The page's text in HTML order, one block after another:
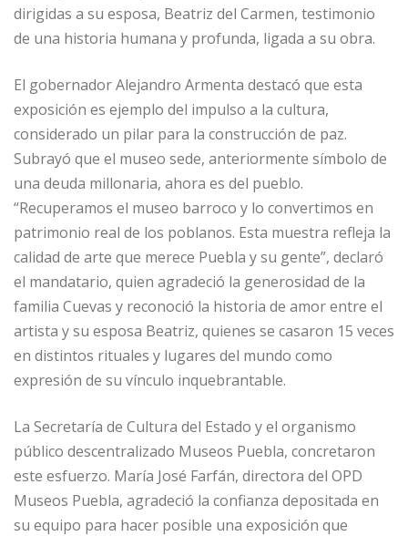
dirigidas a su esposa, Beatriz del Carmen, testimonio
de una historia humana y profunda, ligada a su obra.
El gobernador Alejandro Armenta destacó que esta
exposición es ejemplo del impulso a la cultura,
considerado un pilar para la construcción de paz.
Subrayó que el museo sede, anteriormente símbolo de
una deuda millonaria, ahora es del pueblo.
“Recuperamos el museo barroco y lo convertimos en
patrimonio real de los poblanos. Esta muestra refleja la
calidad de arte que merece Puebla y su gente”, declaró
el mandatario, quien agradeció la generosidad de la
familia Cuevas y reconoció la historia de amor entre el
artista y su esposa Beatriz, quienes se casaron 15 veces
en distintos rituales y lugares del mundo como
expresión de su vínculo inquebrantable.
La Secretaría de Cultura del Estado y el organismo
público descentralizado Museos Puebla, concretaron
este esfuerzo. María José Farfán, directora del OPD
Museos Puebla, agradeció la confianza depositada en
su equipo para hacer posible una exposición que